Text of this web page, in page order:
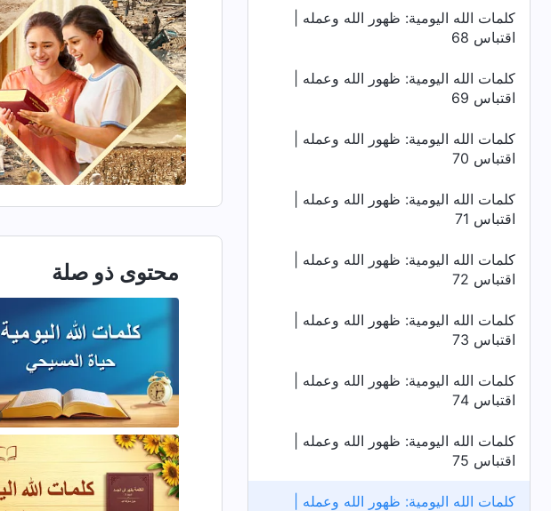
كلمات الله اليومية: ظهور الله وعمله |
اقتباس 68
كلمات الله اليومية: ظهور الله وعمله |
اقتباس 69
كلمات الله اليومية: ظهور الله وعمله |
اقتباس 70
كلمات الله اليومية: ظهور الله وعمله |
اقتباس 71
كلمات الله اليومية: ظهور الله وعمله |
اقتباس 72
كلمات الله اليومية: ظهور الله وعمله |
اقتباس 73
كلمات الله اليومية: ظهور الله وعمله |
اقتباس 74
كلمات الله اليومية: ظهور الله وعمله |
اقتباس 75
كلمات الله اليومية: ظهور الله وعمله |
محتوى ذو صلة